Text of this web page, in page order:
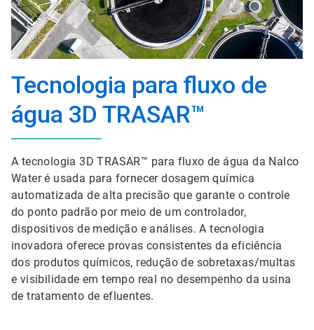
Tecnologia para fluxo de
água 3D TRASAR™
A tecnologia 3D TRASAR™ para fluxo de água da Nalco
Water é usada para fornecer dosagem química
automatizada de alta precisão que garante o controle
do ponto padrão por meio de um controlador,
dispositivos de medição e análises. A tecnologia
inovadora oferece provas consistentes da eficiência
dos produtos químicos, redução de sobretaxas/multas
e visibilidade em tempo real no desempenho da usina
de tratamento de efluentes.